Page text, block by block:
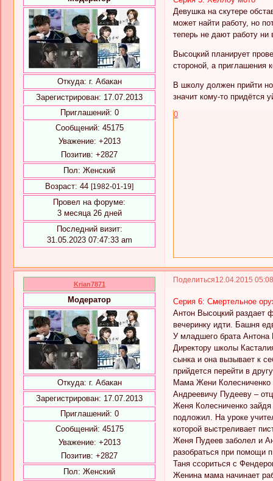
Откуда: г. Абакан
Зарегистрирован: 17.07.2013
Приглашений: 0
Сообщений: 45175
Уважение: +2013
Позитив: +2827
Пол: Женский
Возраст: 44 [1982-01-19]
Провел на форуме:
3 месяца 26 дней
Последний визит:
31.05.2023 07:47:33 am
Девушка на скутере
может найти работу, но
теперь не дают работу
Высоцкий планирует
стороной, а приглашения
В школу должен прийти
значит кому-то придётся
0
Поделиться12.04.2015
Krian7871
Модератор
Откуда: г. Абакан
Зарегистрирован: 17.07.2013
Приглашений: 0
Сообщений: 45175
Уважение: +2013
Позитив: +2827
Пол: Женский
Серия 6: Смертельное
Антон Высоцкий раздает
вечеринку идти. Башня
У младшего брата Антона
Директору школы
сынка и она вызывает к
прийдется перейти в
Мама Жени Колесниченко
Андреевичу Пудееву –
Женя Колесниченко
подложил. На уроке
которой выстреливает
Женя Пудеев заболел и
разобраться при помощи
Таня ссориться с
Женина мама начинает